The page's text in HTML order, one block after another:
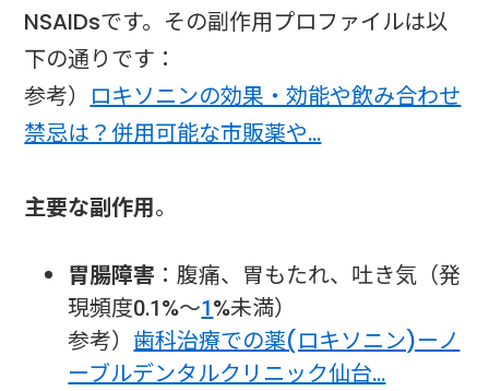
NSAIDsです。その副作用プロファイルは以
下の通りです：
参考） ロキソニンの効果・効能や飲み合わせ
禁忌は？併用可能な市販薬や…
主要な副作用。
胃腸障害 ：腹痛、胃もたれ、吐き気（発
現頻度0.1%～1%未満）
参考） 歯科治療での薬(ロキソニン)ーノ
ーブルデンタルクリニック仙台…